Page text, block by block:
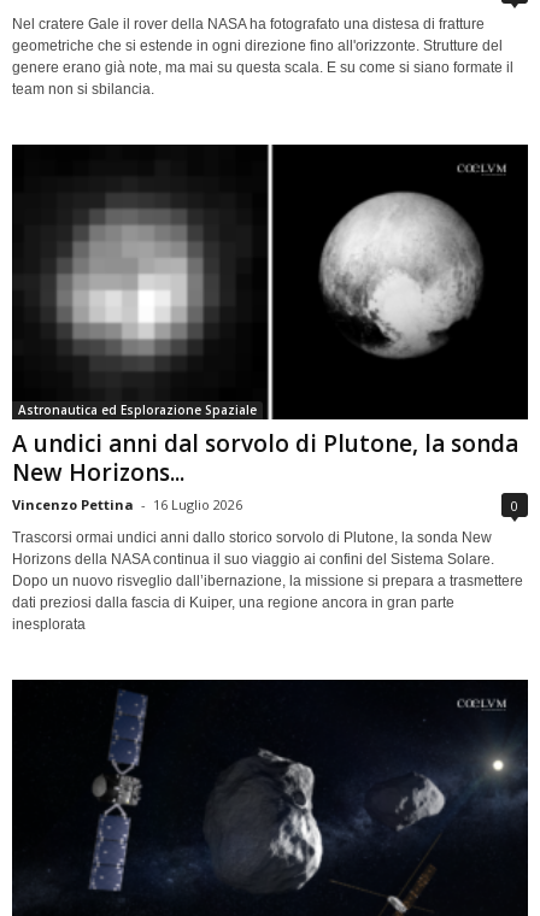
Nel cratere Gale il rover della NASA ha fotografato una distesa di fratture
geometriche che si estende in ogni direzione fino all'orizzonte. Strutture del
genere erano già note, ma mai su questa scala. E su come si siano formate il
team non si sbilancia.
Astronautica ed Esplorazione Spaziale
A undici anni dal sorvolo di Plutone, la sonda
New Horizons...
Vincenzo Pettina - 16 Luglio 2026 0
Trascorsi ormai undici anni dallo storico sorvolo di Plutone, la sonda New
Horizons della NASA continua il suo viaggio ai confini del Sistema Solare.
Dopo un nuovo risveglio dall’ibernazione, la missione si prepara a trasmettere
dati preziosi dalla fascia di Kuiper, una regione ancora in gran parte
inesplorata